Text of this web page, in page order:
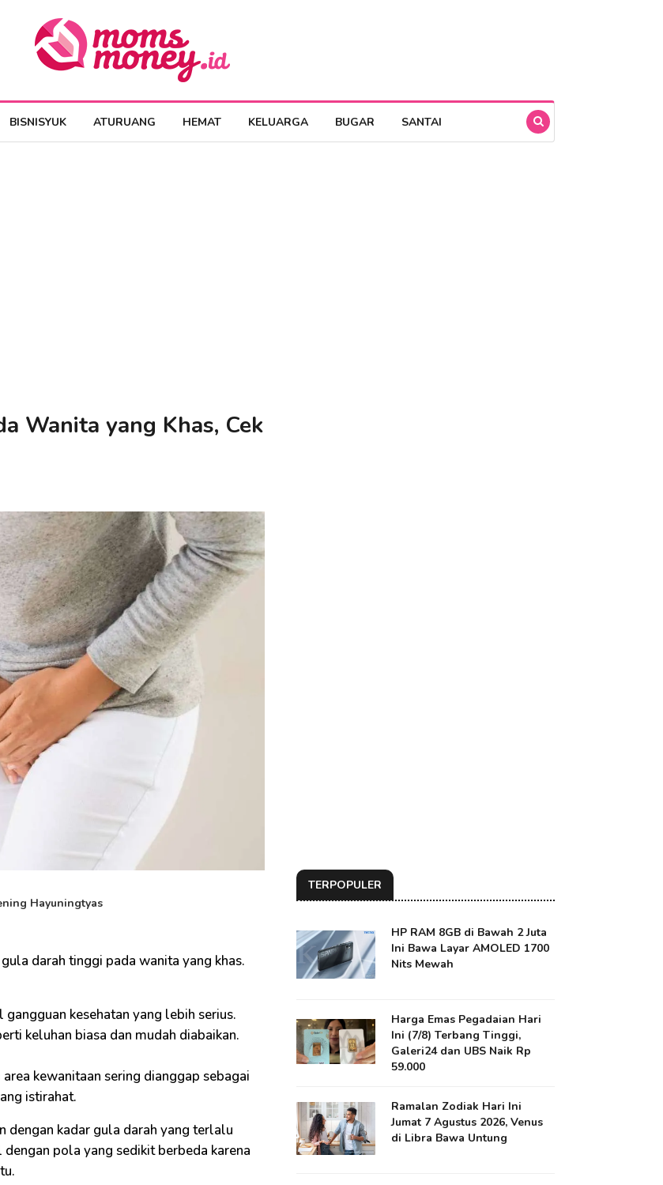
BISNISYUK ATURUANG HEMAT KELUARGA BUGAR SANTAI
Wanita yang Khas, Cek
Hayuningtyas
darah tinggi pada wanita yang khas.
kesehatan yang lebih serius.
keluhan biasa dan mudah diabaikan.
kewanitaan sering dianggap sebagai
istirahat.
dengan kadar gula darah yang terlalu
pola yang sedikit berbeda karena
TERPOPULER
HP RAM 8GB di Bawah 2 Juta
Ini Bawa Layar AMOLED 1700
Nits Mewah
Harga Emas Pegadaian Hari
Ini (7/8) Terbang Tinggi,
Galeri24 dan UBS Naik Rp
59.000
Ramalan Zodiak Hari Ini
Jumat 7 Agustus 2026, Venus
di Libra Bawa Untung